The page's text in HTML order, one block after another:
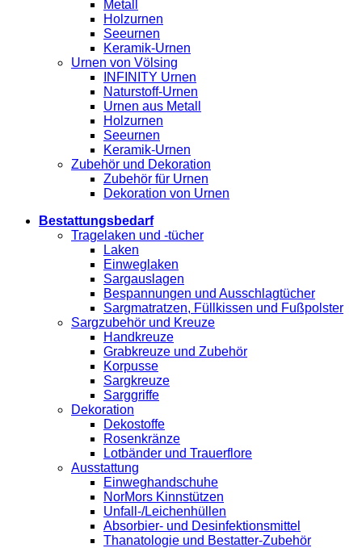
Metall
Holzurnen
Seeurnen
Keramik-Urnen
Urnen von Völsing
INFINITY Urnen
Naturstoff-Urnen
Urnen aus Metall
Holzurnen
Seeurnen
Keramik-Urnen
Zubehör und Dekoration
Zubehör für Urnen
Dekoration von Urnen
Bestattungsbedarf
Tragelaken und -tücher
Laken
Einweglaken
Sargauslagen
Bespannungen und Ausschlagtücher
Sargmatratzen, Füllkissen und Fußpolster
Sargzubehör und Kreuze
Handkreuze
Grabkreuze und Zubehör
Korpusse
Sargkreuze
Sarggriffe
Dekoration
Dekostoffe
Rosenkränze
Lotbänder und Trauerflore
Ausstattung
Einweghandschuhe
NorMors Kinnstützen
Unfall-/Leichenhüllen
Absorbier- und Desinfektionsmittel
Thanatologie und Bestatter-Zubehör